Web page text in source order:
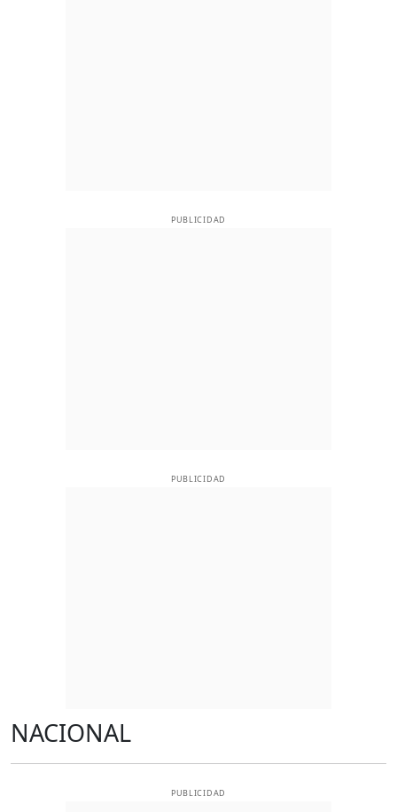
PUBLICIDAD
PUBLICIDAD
NACIONAL
PUBLICIDAD